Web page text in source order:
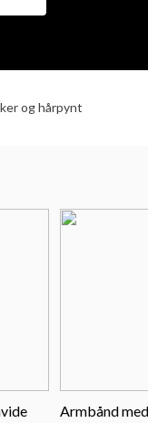
og hårpynt
Armbånd